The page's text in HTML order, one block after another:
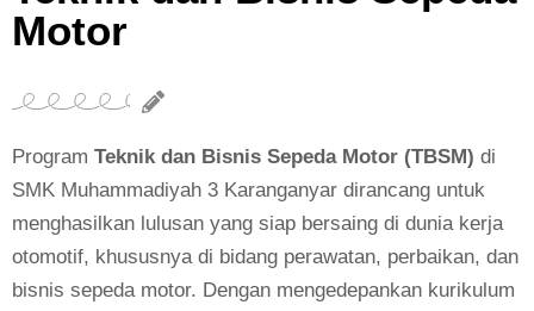
Motor
Program Teknik dan Bisnis Sepeda Motor (TBSM) di
SMK Muhammadiyah 3 Karanganyar dirancang untuk
menghasilkan lulusan yang siap bersaing di dunia kerja
otomotif, khususnya di bidang perawatan, perbaikan, dan
bisnis sepeda motor. Dengan mengedepankan kurikulum